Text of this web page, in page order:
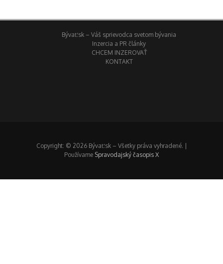
Bývať.sk – Váš sprievodca svetom bývania
Inzercia a PR články
CHCEM INZEROVAŤ
KONTAKT
Copyright: © 2026 Bývať.sk – Všetky práva vyhradené. |
Používame Spravodajský časopis X